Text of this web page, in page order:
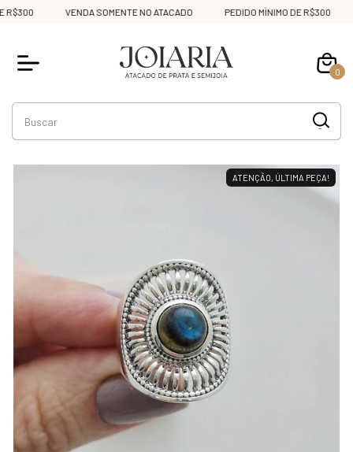
VENDA SOMENTE NO ATACADO PEDIDO MÍNIMO DE R$300
0
ATENÇÃO, ÚLTIMA PEÇA!